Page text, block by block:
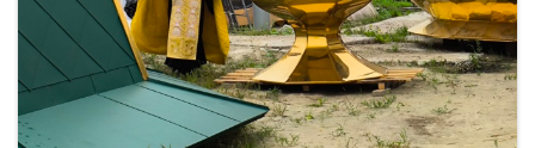
ВЫБОР РЕДАКЦИИ